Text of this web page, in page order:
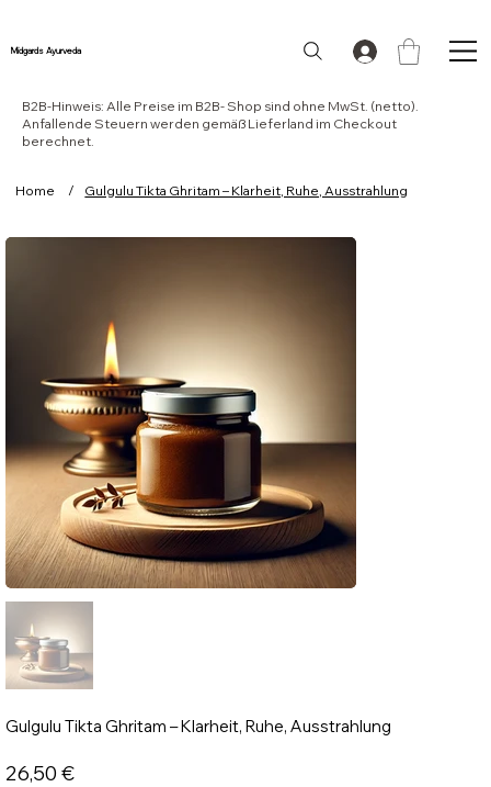
Midgards Ayurveda
Home / Gulgulu Tikta Ghritam – Klarheit, Ruhe, Ausstrahlung
Gulgulu Tikta Ghritam – Klarheit, Ruhe, Ausstrahlung
Preis
26,50 €
B2B-Hinweis: Alle Preise im B2B- Shop sind ohne MwSt. (netto).
Anfallende Steuern werden gemäß Lieferland im Checkout
berechnet.